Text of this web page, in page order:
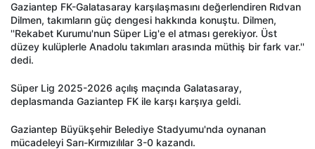
Gaziantep FK-Galatasaray karşılaşmasını değerlendiren Rıdvan
Dilmen, takımların güç dengesi hakkında konuştu. Dilmen,
''Rekabet Kurumu'nun Süper Lig'e el atması gerekiyor. Üst
düzey kulüplerle Anadolu takımları arasında müthiş bir fark var.''
dedi.
Süper Lig 2025-2026 açılış maçında Galatasaray,
deplasmanda Gaziantep FK ile karşı karşıya geldi.
Gaziantep Büyükşehir Belediye Stadyumu'nda oynanan
mücadeleyi Sarı-Kırmızılılar 3-0 kazandı.